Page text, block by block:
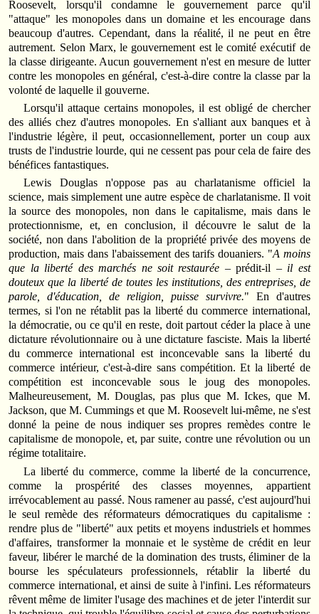
Roosevelt, lorsqu'il condamne le gouvernement parce qu'il
"attaque" les monopoles dans un domaine et les encourage dans
beaucoup d'autres. Cependant, dans la réalité, il ne peut en être
autrement. Selon Marx, le gouvernement est le comité exécutif de
la classe dirigeante. Aucun gouvernement n'est en mesure de lutter
contre les monopoles en général, c'est-à-dire contre la classe par la
volonté de laquelle il gouverne.
Lorsqu'il attaque certains monopoles, il est obligé de chercher
des alliés chez d'autres monopoles. En s'alliant aux banques et à
l'industrie légère, il peut, occasionnellement, porter un coup aux
trusts de l'indus­trie lourde, qui ne cessent pas pour cela de faire des
bénéfices fantastiques.
Lewis Douglas n'oppose pas au charlatanisme officiel la
science, mais simplement une autre espèce de charlatanisme. Il voit
la source des monopoles, non dans le capitalisme, mais dans le
protectionnisme, et, en conclusion, il découvre le salut de la
société, non dans l'abolition de la propriété privée des moyens de
production, mais dans l'abaisse­ment des tarifs douaniers. "A moins
que la liberté des marchés ne soit restaurée –prédit-il – il est
douteux que la liberté de toutes les insti­tutions, des entreprises, de
parole, d'éducation, de religion, puisse sur­vivre." En d'autres
termes, si l'on ne rétablit pas la liberté du com­merce international,
la démocratie, ou ce qu'il en reste, doit partout céder la place à une
dictature révolutionnaire ou à une dictature fasciste. Mais la liberté
du commerce international est inconcevable sans la liberté du
commerce intérieur, c'est-à-dire sans compétition. Et la liberté de
compétition est inconcevable sous le joug des monopoles.
Malheureusement, M. Douglas, pas plus que M. Ickes, que M.
Jackson, que M. Cummings et que M. Roosevelt lui-même, ne s'est
donné la peine de nous indiquer ses propres remèdes contre le
capitalisme de monopole, et, par suite, contre une révolution ou un
régime totalitaire.
La liberté du commerce, comme la liberté de la concurrence,
comme la prospérité des classes moyennes, appartient
irrévocablement au passé. Nous ramener au passé, c'est aujourd'hui
le seul remède des réformateurs démocratiques du capitalisme :
rendre plus de "liberté" aux petits et moyens industriels et hommes
d'affaires, transformer la monnaie et le système de crédit en leur
faveur, libérer le marché de la domination des trusts, éliminer de la
bourse les spéculateurs profession­nels, rétablir la liberté du
commerce international, et ainsi de suite à l'infini. Les réformateurs
rêvent même de limiter l'usage des machines et de jeter l'interdit sur